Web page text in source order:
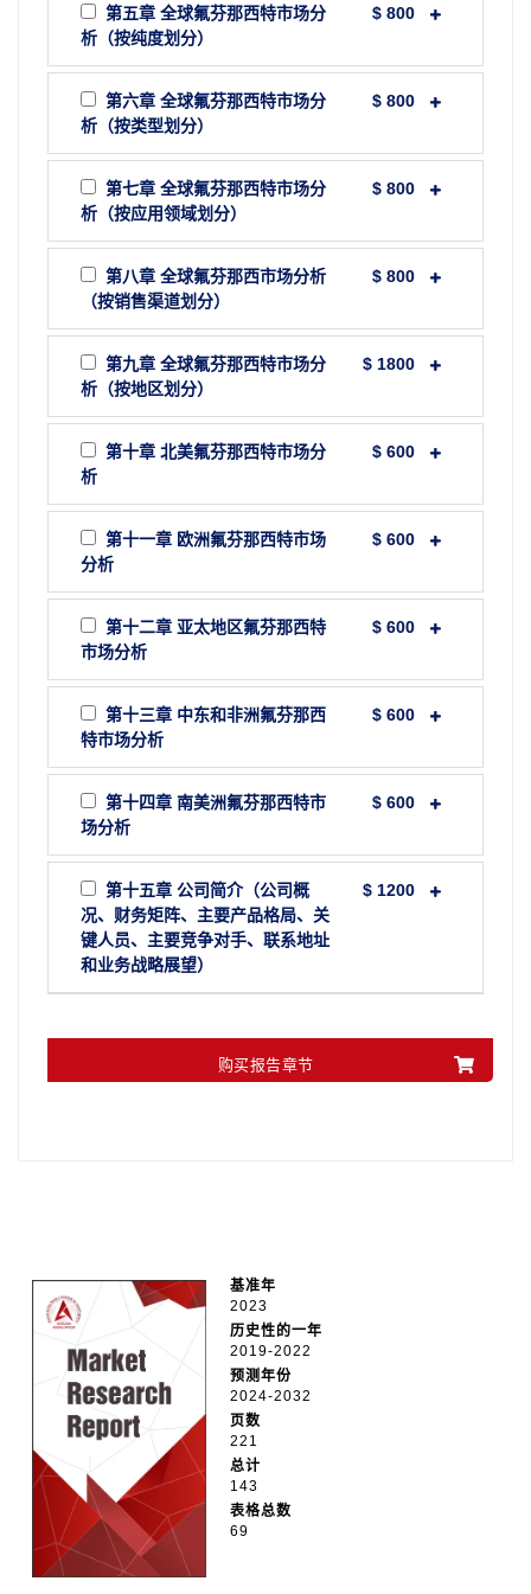
第五章 全球氟芬那西特市场分
析（按纯度划分）
$ 800
第六章 全球氟芬那西特市场分
析（按类型划分）
$ 800
第七章 全球氟芬那西特市场分
析（按应用领域划分）
$ 800
第八章 全球氟芬那西市场分析
（按销售渠道划分）
$ 800
第九章 全球氟芬那西特市场分
析（按地区划分）
$ 1800
第十章 北美氟芬那西特市场分
析
$ 600
第十一章 欧洲氟芬那西特市场
分析
$ 600
第十二章 亚太地区氟芬那西特
市场分析
$ 600
第十三章 中东和非洲氟芬那西
特市场分析
$ 600
第十四章 南美洲氟芬那西特市
场分析
$ 600
第十五章 公司简介（公司概
况、财务矩阵、主要产品格局、关
键人员、主要竞争对手、联系地址
和业务战略展望）
$ 1200
购买报告章节
基准年
2023
历史性的一年
2019-2022
预测年份
2024-2032
页数
221
总计
143
表格总数
69